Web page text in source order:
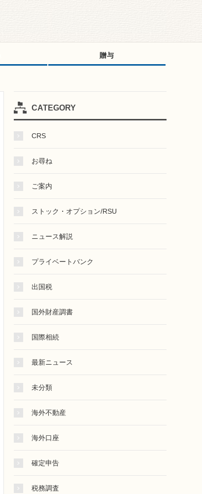
贈与
CATEGORY
CRS
お尋ね
ご案内
ストック・オプション/RSU
ニュース解説
プライベートバンク
出国税
国外財産調書
国際相続
最新ニュース
未分類
海外不動産
海外口座
確定申告
税務調査